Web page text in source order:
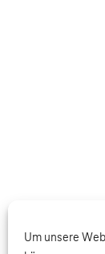
Um unsere